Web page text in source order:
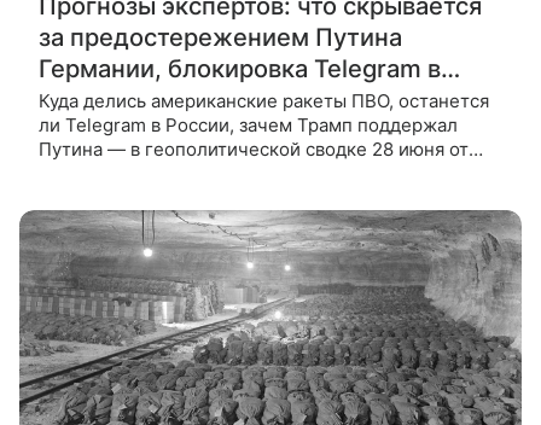
за предостережением Путина
Германии, блокировка Telegram в
России
Куда делись американские ракеты ПВО, останется
ли Telegram в России, зачем Трамп поддержал
Путина — в геополитической сводке 28 июня от